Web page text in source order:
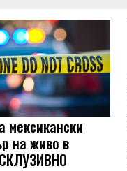
мексикански
на живо в